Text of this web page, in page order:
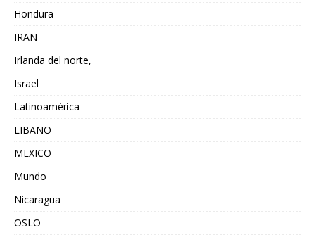
Hondura
IRAN
Irlanda del norte,
Israel
Latinoamérica
LIBANO
MEXICO
Mundo
Nicaragua
OSLO